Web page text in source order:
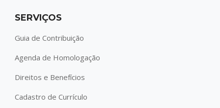
SERVIÇOS
Guia de Contribuição
Agenda de Homologação
Direitos e Benefícios
Cadastro de Currículo